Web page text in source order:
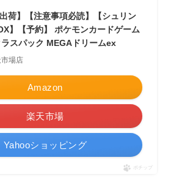
出荷】【注意事項必読】【シュリン
】【予約】 ポケモンカードゲーム
スパック MEGAドリームex
場店
Amazon
楽天市場
Yahooショッピング
ポチップ